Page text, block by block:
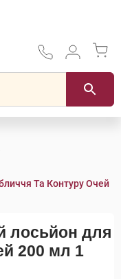
Та Контуру Очей
лосьйон для
200 мл 1